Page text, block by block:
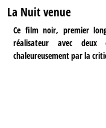
La Nuit venue
Ce film noir, premier
réalisateur avec deux
chaleureusement par la